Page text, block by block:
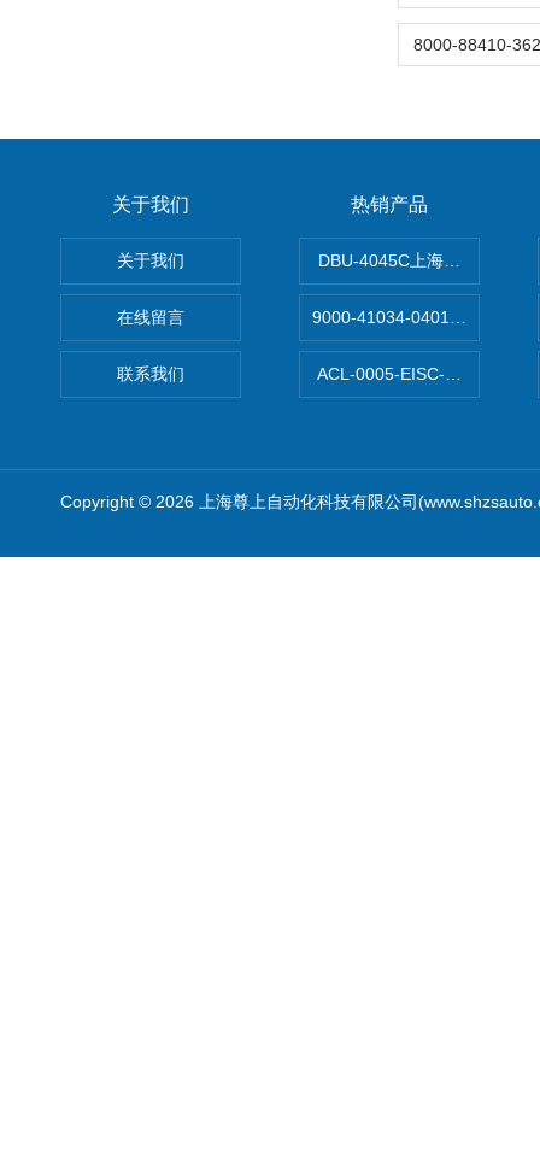
关于我们
关于我们
在线留言
联系我们
热销产品
DBU-4045C上海鹰峰制动单
9000-41034-0401000穆尔
ACL-0005-EISC-E2M8C上海
Copyright © 2026 上海尊上自动化科技有限公司